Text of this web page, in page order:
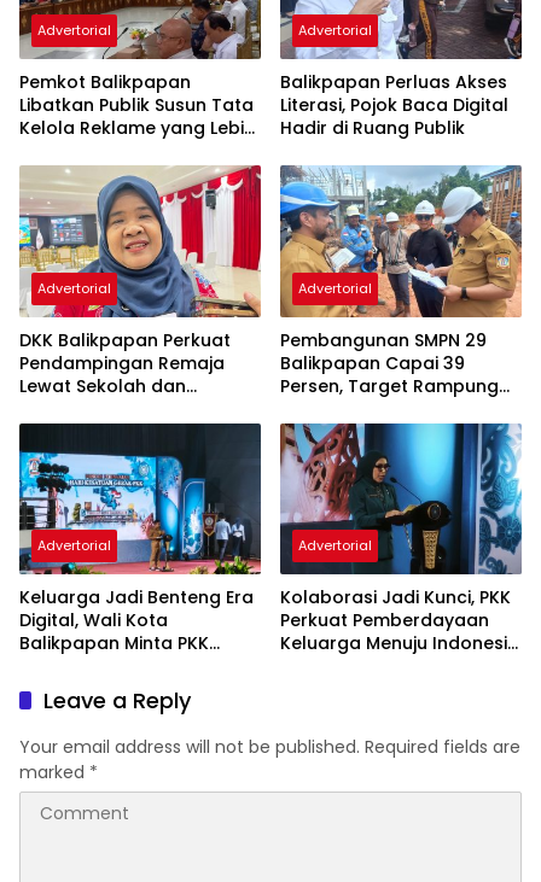
Advertorial
Pemkot Balikpapan
Libatkan Publik Susun Tata
Kelola Reklame yang Lebih
Advertorial
Balikpapan Perluas Akses
Literasi, Pojok Baca Digital
Hadir di Ruang Publik
Advertorial
DKK Balikpapan Perkuat
Pendampingan Remaja
Lewat Sekolah dan
Advertorial
Pembangunan SMPN 29
Balikpapan Capai 39
Persen, Target Rampung
Advertorial
Keluarga Jadi Benteng Era
Digital, Wali Kota
Balikpapan Minta PKK
Karakter Generasi Muda
Advertorial
Kolaborasi Jadi Kunci, PKK
Perkuat Pemberdayaan
Keluarga Menuju Indonesia
Leave a Reply
Your email address will not be published. Required fields are
marked *